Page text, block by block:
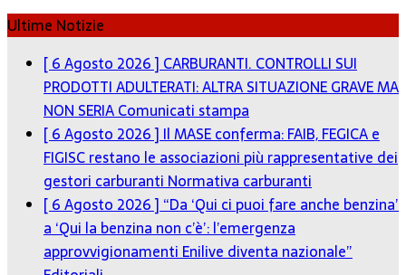
Ultime Notizie
[ 6 Agosto 2026 ] CARBURANTI. CONTROLLI SUI
PRODOTTI ADULTERATI: ALTRA SITUAZIONE GRAVE MA
NON SERIAComunicati stampa
[ 6 Agosto 2026 ] Il MASE conferma: FAIB, FEGICA e
FIGISC restano le associazioni più rappresentative dei
gestori carburanti Normativa carburanti
[ 6 Agosto 2026 ] “Da ‘Qui ci puoi fare anche benzina’
a ‘Qui la benzina non c’è’: l’emergenza
approvvigionamenti Enilive diventa nazionale”